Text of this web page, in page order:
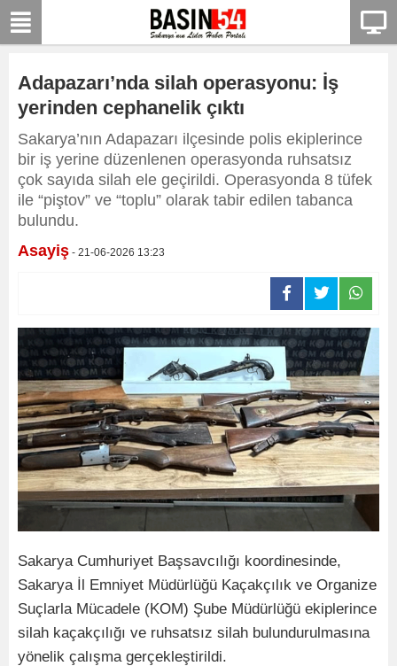
Adapazarı’nda silah operasyonu: İş
yerinden cephanelik çıktı
Sakarya’nın Adapazarı ilçesinde polis ekiplerince
bir iş yerine düzenlenen operasyonda ruhsatsız
çok sayıda silah ele geçirildi. Operasyonda 8 tüfek
ile “piştov” ve “toplu” olarak tabir edilen tabanca
bulundu.
Asayiş - 21-06-2026 13:23
Sakarya Cumhuriyet Başsavcılığı koordinesinde,
Sakarya İl Emniyet Müdürlüğü Kaçakçılık ve Organize
Suçlarla Mücadele (KOM) Şube Müdürlüğü ekiplerince
silah kaçakçılığı ve ruhsatsız silah bulundurulmasına
yönelik çalışma gerçekleştirildi.